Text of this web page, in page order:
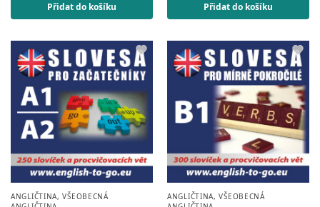
Přidat do košíku Přidat do košíku
ANGLIČTINA,VŠEOBECNÁ
ANGLIČTINA,VŠEOBECNÁ